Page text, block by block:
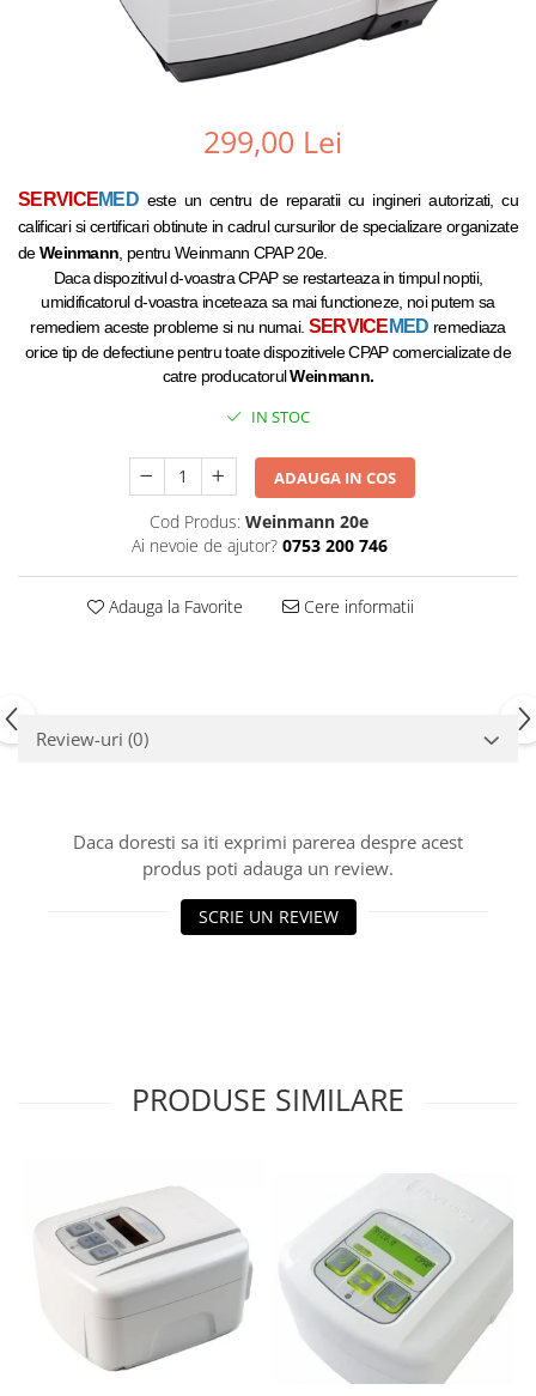
299,00 Lei
SERVICEMED este un centru de reparatii cu ingineri autorizati, cu
calificari si certificari obtinute in cadrul cursurilor de specializare organizate
deWeinmann, pentru Weinmann CPAP 20e.
Daca dispozitivul d-voastra CPAP se restarteaza in timpul noptii,
umidificatorul d-voastra inceteaza sa mai functioneze, noi putem sa
remediem aceste probleme si nu numai. SERVICE MED remediaza
orice tip de defectiune pentru toate dispozitivele CPAP comercializate de
catre producatorulWeinmann.
IN STOC
ADAUGA IN COS
Cod Produs: Weinmann 20e
Ai nevoie de ajutor? 0753 200 746
Adauga la Favorite Cere informatii
Review-uri (0)
Daca doresti sa iti exprimi parerea despre acest
produs poti adauga un review.
SCRIE UN REVIEW
PRODUSE SIMILARE